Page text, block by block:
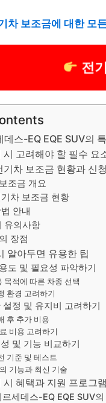
차 보조금에 대한 모
전
스-EQ EQE SUV의
시 고려해야 할 필수 요
기차 보조금 현황과 신
조금 개요
차 보조금 현황
안내
유의사항
장점
알아두면 유용한 팁
도 및 필요성 파악하기
목적에 따른 차종 선택
환경 고려하기
설정 및 유지비 고려하기
후 추가 비용
비용 고려하기
및 기능 비교하기
기준 및 테스트
기능과 최신 기술
시 혜택과 지원 프로그
세데스-EQ EQE SUV